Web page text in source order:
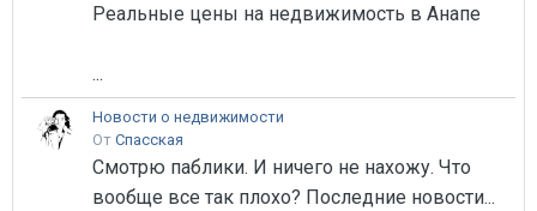
Реальные цены на недвижимость в Анапе
...
Новости о недвижимости
От Спасская
Смотрю паблики. И ничего не нахожу. Что
вообще все так плохо? Последние новости...